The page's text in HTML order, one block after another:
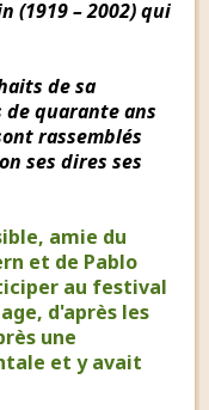
(1919 – 2002) qui
de sa
quarante ans
rassemblés
ses dires ses
amie du
et de Pablo
au festival
d'après les
une
et y avait